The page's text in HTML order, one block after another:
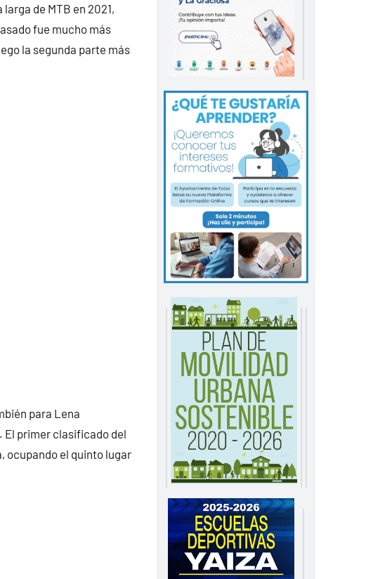
de MTB en 2021,
fue mucho más
la segunda parte más
para Lena
El primer clasificado del
ocupando el quinto lugar